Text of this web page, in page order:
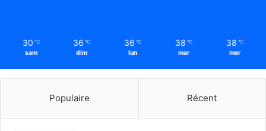
30 ℃
sam
36 ℃
dim
36 ℃
lun
38 ℃
mar
38 ℃
mer
Populaire Récent